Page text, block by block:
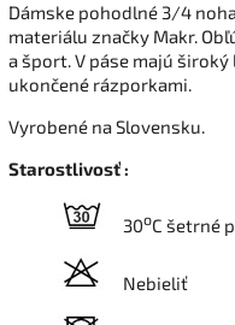
Dámske pohodlné 3/4
materiálu značky Makr.
a šport. V páse majú
ukončené rázporkami.
Vyrobené na Slovensku.
Starostlivosť :
30oC šetrné
Nebieliť